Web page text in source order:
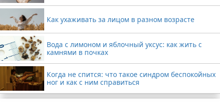
Как ухаживать за лицом в разном возрасте
Вода с лимоном и яблочный уксус: как жить с
камнями в почках
Когда не спится: что такое синдром беспокойных
ног и как с ним справиться